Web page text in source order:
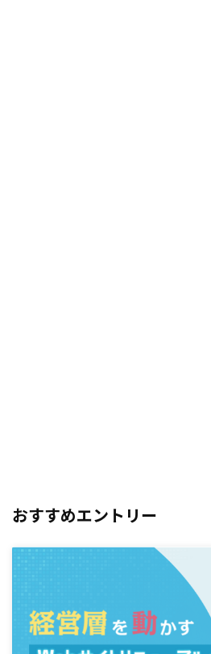
おすすめエントリー